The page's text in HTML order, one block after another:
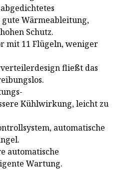
Wärmeableitung,
Schutz.
mit 11 Flügeln, weniger
fließt das
Kühlwirkung, leicht zu
automatische
automatische
Wartung.